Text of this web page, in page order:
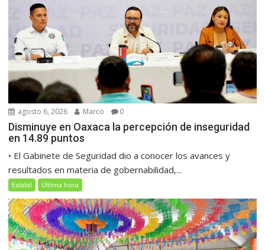
agosto 6, 2026 Marco 0
Disminuye en Oaxaca la percepción de inseguridad
en 14.89 puntos
• El Gabinete de Seguridad dio a conocer los avances y
resultados en materia de gobernabilidad,...
Estatal Última hora